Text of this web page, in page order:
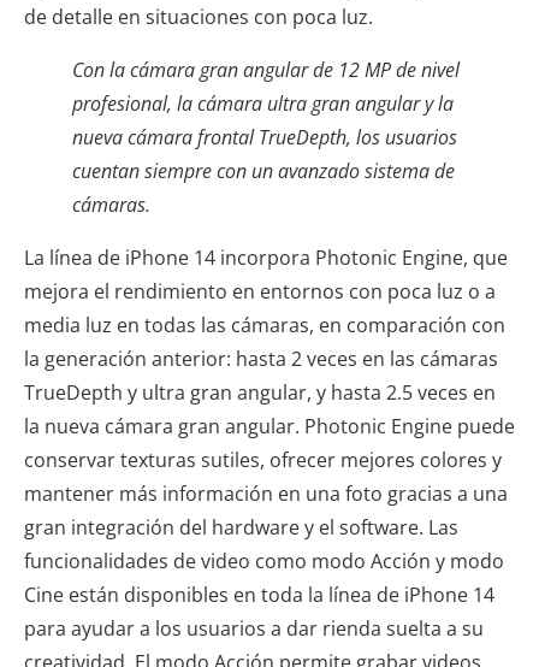
de detalle en situaciones con poca luz.
Con la cámara gran angular de 12 MP de nivel
profesional, la cámara ultra gran angular y la
nueva cámara frontal TrueDepth, los usuarios
cuentan siempre con un avanzado sistema de
cámaras.
La línea de iPhone 14 incorpora Photonic Engine, que
mejora el rendimiento en entornos con poca luz o a
media luz en todas las cámaras, en comparación con
la generación anterior: hasta 2 veces en las cámaras
TrueDepth y ultra gran angular, y hasta 2.5 veces en
la nueva cámara gran angular. Photonic Engine puede
conservar texturas sutiles, ofrecer mejores colores y
mantener más información en una foto gracias a una
gran integración del hardware y el software. Las
funcionalidades de video como modo Acción y modo
Cine están disponibles en toda la línea de iPhone 14
para ayudar a los usuarios a dar rienda suelta a su